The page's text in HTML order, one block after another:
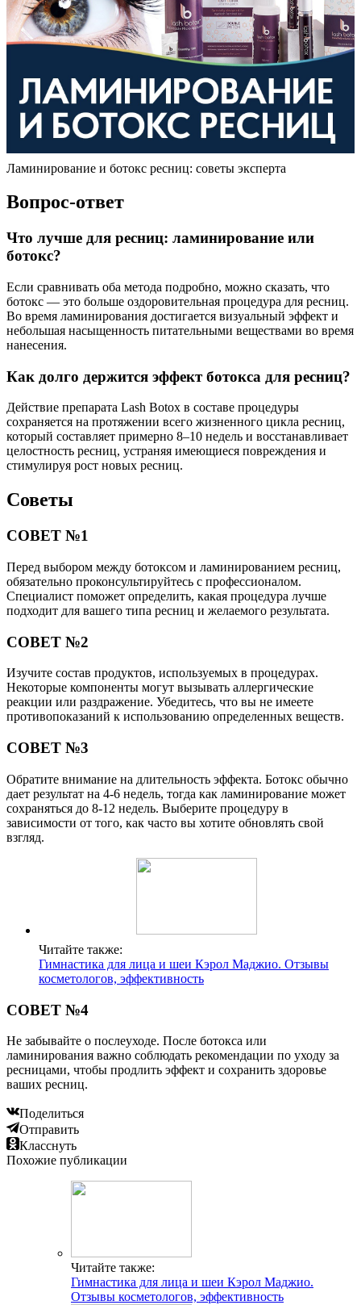
Ламинирование и ботокс ресниц: советы эксперта
Вопрос-ответ
Что лучше для ресниц: ламинирование или
ботокс?
Если сравнивать оба метода подробно, можно сказать, что
ботокс — это больше оздоровительная процедура для ресниц.
Во время ламинирования достигается визуальный эффект и
небольшая насыщенность питательными веществами во время
нанесения.
Как долго держится эффект ботокса для ресниц?
Действие препарата Lash Botox в составе процедуры
сохраняется на протяжении всего жизненного цикла ресниц,
который составляет примерно 8–10 недель и восстанавливает
целостность ресниц, устраняя имеющиеся повреждения и
стимулируя рост новых ресниц.
Советы
СОВЕТ №1
Перед выбором между ботоксом и ламинированием ресниц,
обязательно проконсультируйтесь с профессионалом.
Специалист поможет определить, какая процедура лучше
подходит для вашего типа ресниц и желаемого результата.
СОВЕТ №2
Изучите состав продуктов, используемых в процедурах.
Некоторые компоненты могут вызывать аллергические
реакции или раздражение. Убедитесь, что вы не имеете
противопоказаний к использованию определенных веществ.
СОВЕТ №3
Обратите внимание на длительность эффекта. Ботокс обычно
дает результат на 4-6 недель, тогда как ламинирование может
сохраняться до 8-12 недель. Выберите процедуру в
зависимости от того, как часто вы хотите обновлять свой
взгляд.
Читайте также:
Гимнастика для лица и шеи Кэрол Маджио. Отзывы
косметологов, эффективность
СОВЕТ №4
Не забывайте о послеуходе. После ботокса или
ламинирования важно соблюдать рекомендации по уходу за
ресницами, чтобы продлить эффект и сохранить здоровье
ваших ресниц.
Поделиться
Отправить
Класснуть
Похожие публикации
Читайте также:
Гимнастика для лица и шеи Кэрол Маджио.
Отзывы косметологов, эффективность